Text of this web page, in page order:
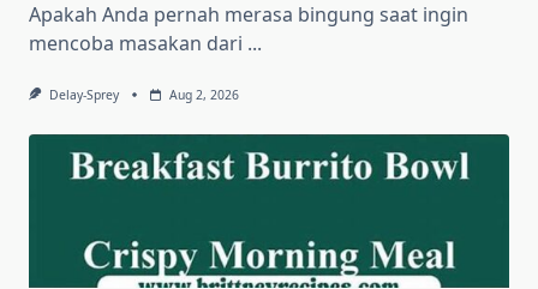
Apakah Anda pernah merasa bingung saat ingin
mencoba masakan dari ...
Delay-Sprey Aug 2, 2026